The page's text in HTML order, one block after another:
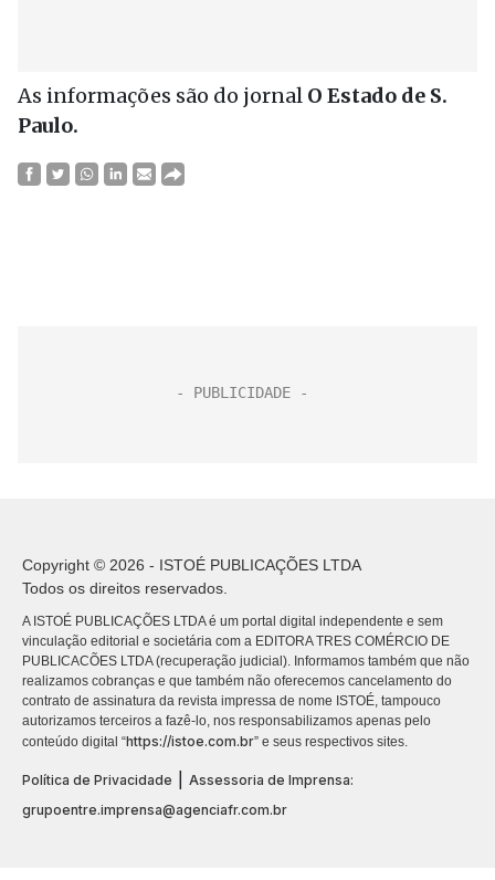
As informações são do jornal O Estado de S.
Paulo.
Copyright © 2026 - ISTOÉ PUBLICAÇÕES LTDA
Todos os direitos reservados.
A ISTOÉ PUBLICAÇÕES LTDA é um portal digital independente e sem
vinculação editorial e societária com a EDITORA TRES COMÉRCIO DE
PUBLICACÕES LTDA (recuperação judicial). Informamos também que não
realizamos cobranças e que também não oferecemos cancelamento do
contrato de assinatura da revista impressa de nome ISTOÉ, tampouco
autorizamos terceiros a fazê-lo, nos responsabilizamos apenas pelo
conteúdo digital “https://istoe.com.br” e seus respectivos sites.
Política de Privacidade
Assessoria de Imprensa:
grupoentre.imprensa@agenciafr.com.br